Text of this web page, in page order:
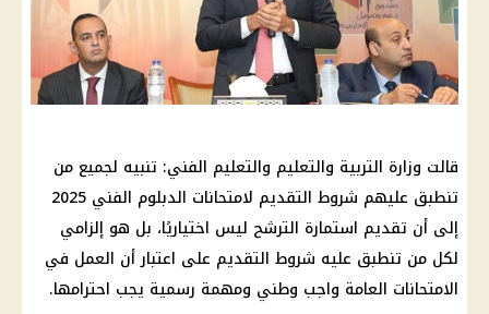
قالت وزارة التربية والتعليم والتعليم الفني: تنبيه لجميع من
تنطبق عليهم شروط التقديم لامتحانات الدبلوم الفني 2025
إلى أن تقديم استمارة الترشح ليس اختياريًا، بل هو إلزامي
لكل من تنطبق عليه شروط التقديم على اعتبار أن العمل في
الامتحانات العامة واجب وطني ومهمة رسمية يجب احترامها.